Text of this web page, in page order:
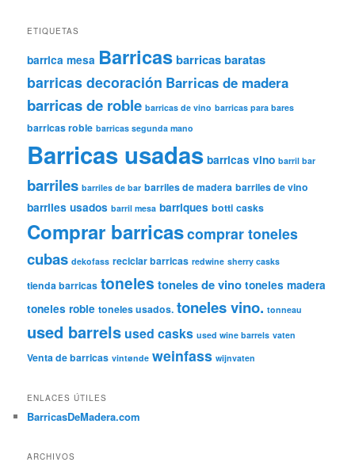
ETIQUETAS
barrica mesa Barricasbarricas baratas
barricas decoración Barricas de madera
barricas de roble barricas de vino barricas para bares
barricas roble barricas segunda mano
Barricas usadas barricas vino barril bar
barriles barriles de bar barriles de madera barriles de vino
barriles usados barril mesa barriques botti casks
Comprar barricascomprar toneles
cubas dekofass reciclar barricas redwine sherry casks
tienda barricas toneles toneles de vino toneles madera
toneles roble toneles usados. toneles vino. tonneau
used barrels used casks used wine barrels vaten
Venta de barricas vintønde weinfass wijnvaten
ENLACES ÚTILES
BarricasDeMadera.com
ARCHIVOS